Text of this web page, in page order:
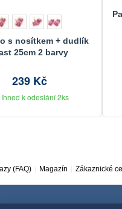
s nosítkem + dudlík
25cm 2 barvy
239 Kč
k odeslání 2ks
(FAQ) Magazín Zákaznické